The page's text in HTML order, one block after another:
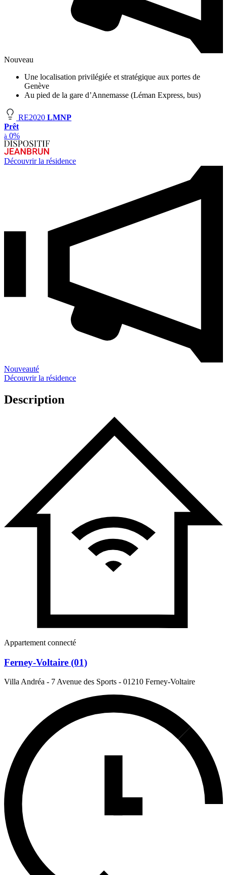
Nouveau
Une localisation privilégiée et stratégique aux portes de
Genève
Au pied de la gare d’Annemasse (Léman Express, bus)
RE2020 LMNP
Prêt
à 0%
Découvrir la résidence
Nouveauté
Découvrir la résidence
Description
Appartement connecté
Ferney-Voltaire (01)
Villa Andréa - 7 Avenue des Sports - 01210 Ferney-Voltaire